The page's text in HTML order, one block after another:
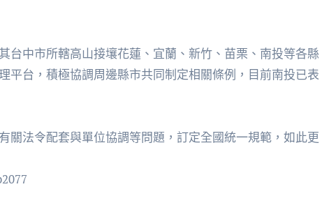
台中市所轄高山接壤花蓮、宜蘭、新竹、苗栗、南投等各縣
平台，積極協調周邊縣市共同制定相關條例，目前南投已表
關法令配套與單位協調等問題，訂定全國統一規範，如此更